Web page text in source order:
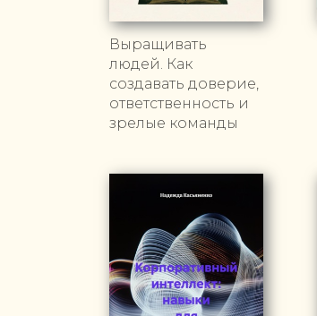
Выращивать
людей. Как
создавать доверие,
ответственность и
зрелые команды